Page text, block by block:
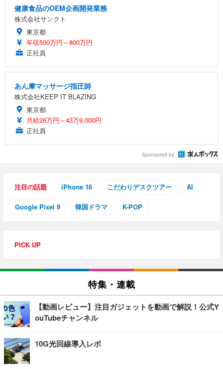
健康食品のOEM企画開発業務
株式会社サンクト
東京都
年収500万円～800万円
正社員
あん摩マッサージ指圧師
株式会社KEEP IT BLAZING
東京都
月給26万円～43万9,000円
正社員
Sponsored by
注目の話題 iPhone 16 こだわりデスクツアー AI
Google Pixel 9 韓国ドラマ K-POP
PICK UP
特集・連載
【動画レビュー】注目ガジェットを動画で解説！公式Y
ouTubeチャンネル
10G光回線導入レポ